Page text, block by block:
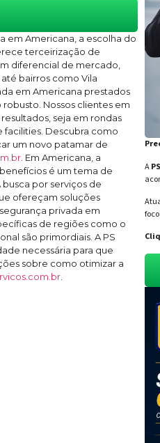
em Americana, a escolha do
terceirização de
diferencial de mercado,
bairros como Vila
em Americana prestados
Nossos clientes em
seja em rondas
Descubra como
um novo patamar de
. Em Americana, a
é um tema de
por serviços de
ofereçam soluções
privada em
de regiões como o
são primordiais. A PS
necessária para que
sobre como otimizar a
A